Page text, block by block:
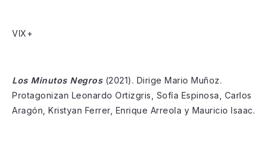
VIX+
Los Minutos Negros (2021). Dirige Mario Muñoz.
Protagonizan Leonardo Ortizgris, Sofía Espinosa, Carlos
Aragón, Kristyan Ferrer, Enrique Arreola y Mauricio Isaac.